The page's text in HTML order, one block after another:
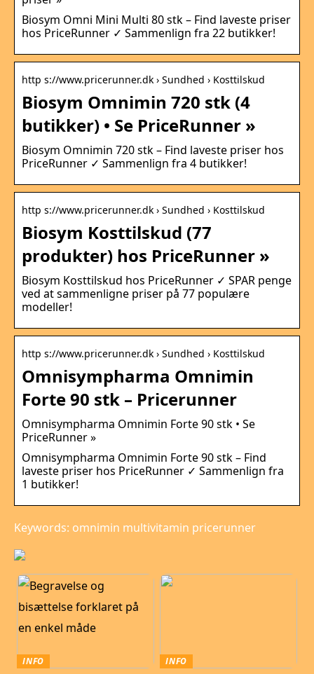
Biosym Omni Mini Multi 80 stk – Find laveste priser
hos PriceRunner ✓ Sammenlign fra 22 butikker!
http s://www.pricerunner.dk › Sundhed › Kosttilskud
Biosym Omnimin 720 stk (4
butikker) • Se PriceRunner »
Biosym Omnimin 720 stk – Find laveste priser hos
PriceRunner ✓ Sammenlign fra 4 butikker!
http s://www.pricerunner.dk › Sundhed › Kosttilskud
Biosym Kosttilskud (77
produkter) hos PriceRunner »
Biosym Kosttilskud hos PriceRunner ✓ SPAR penge
ved at sammenligne priser på 77 populære
modeller!
http s://www.pricerunner.dk › Sundhed › Kosttilskud
Omnisympharma Omnimin
Forte 90 stk – Pricerunner
Omnisympharma Omnimin Forte 90 stk • Se
PriceRunner »
Omnisympharma Omnimin Forte 90 stk – Find
laveste priser hos PriceRunner ✓ Sammenlign fra
1 butikker!
Keywords: omnimin multivitamin pricerunner
INFO INFO